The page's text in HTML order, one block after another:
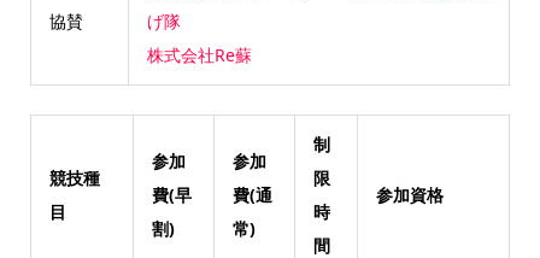
協賛
げ隊
株式会社Re蘇
競技種
目
参加
費(早
割)
参加
費(通
常)
制
限
時
間
参加資格